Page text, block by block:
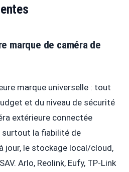
marque de caméra de
marque universelle : tout
et du niveau de sécurité
extérieure connectée
surtout la fiabilité de
jour, le stockage local/cloud,
Arlo, Reolink, Eufy, TP-Link